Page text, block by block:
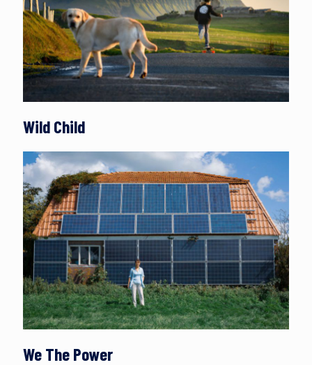
Wild Child
We The Power